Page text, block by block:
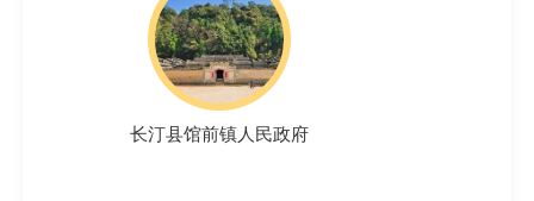
长汀县馆前镇人民政府